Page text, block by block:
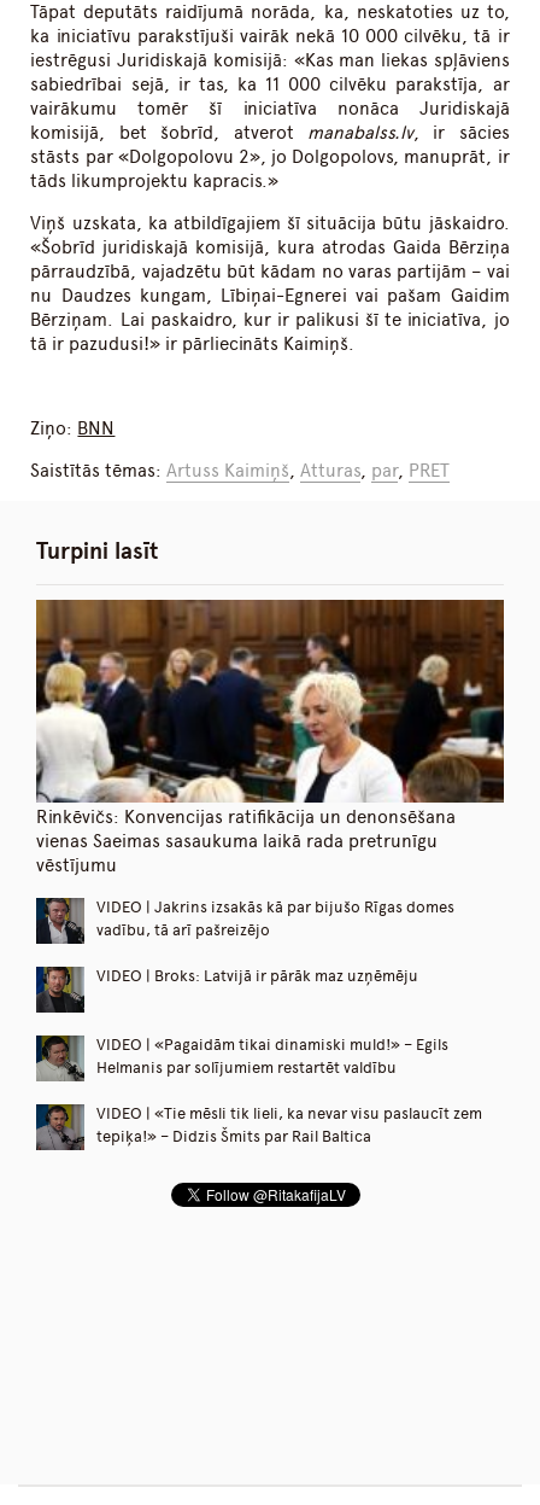
Tāpat deputāts raidījumā norāda, ka, neskatoties uz to,
ka iniciatīvu parakstījuši vairāk nekā 10 000 cilvēku, tā ir
iestrēgusi Juridiskajā komisijā: «Kas man liekas spļāviens
sabiedrībai sejā, ir tas, ka 11 000 cilvēku parakstīja, ar
vairākumu tomēr šī iniciatīva nonāca Juridiskajā
komisijā, bet šobrīd, atverot manabalss.lv, ir sācies
stāsts par «Dolgopolovu 2», jo Dolgopolovs, manuprāt, ir
tāds likumprojektu kapracis.»
Viņš uzskata, ka atbildīgajiem šī situācija būtu jāskaidro.
«Šobrīd juridiskajā komisijā, kura atrodas Gaida Bērziņa
pārraudzībā, vajadzētu būt kādam no varas partijām – vai
nu Daudzes kungam, Lībiņai-Egnerei vai pašam Gaidim
Bērziņam. Lai paskaidro, kur ir palikusi šī te iniciatīva, jo
tā ir pazudusi!» ir pārliecināts Kaimiņš.
Ziņo: BNN
Saistītās tēmas:Artuss Kaimiņš,Atturas, par, PRET
Turpini lasīt
Rinkēvičs: Konvencijas ratifikācija un denonsēšana
vienas Saeimas sasaukuma laikā rada pretrunīgu
vēstījumu
VIDEO | Jakrins izsakās kā par bijušo Rīgas domes
vadību, tā arī pašreizējo
VIDEO | Broks: Latvijā ir pārāk maz uzņēmēju
VIDEO | «Pagaidām tikai dinamiski muld!» – Egils
Helmanis par solījumiem restartēt valdību
VIDEO | «Tie mēsli tik lieli, ka nevar visu paslaucīt zem
tepiķa!» – Didzis Šmits par Rail Baltica